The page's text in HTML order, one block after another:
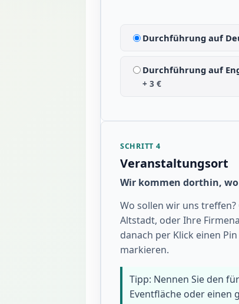
Durchführung auf
Durchführung auf
+ 3 €
SCHRITT 4
Veranstaltungsort
Wir kommen dorthin,
Wo sollen wir uns
Altstadt, oder Ihre
danach per Klick einen
markieren.
Tipp: Nennen Sie den
Eventfläche oder einen